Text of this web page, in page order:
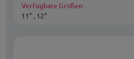
Verfügbare Größen:
11" , 12"